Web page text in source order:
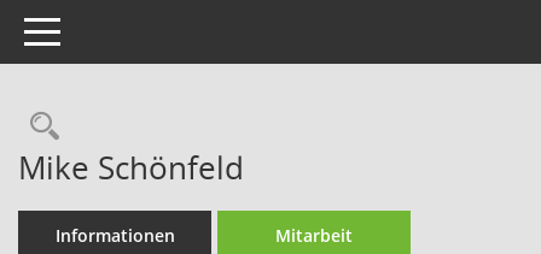
Toggle navigation
Rechercheauswahl
Mike Schönfeld
Informationen Mitarbeit